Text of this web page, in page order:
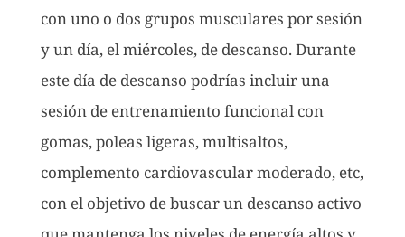
con uno o dos grupos musculares por sesión
y un día, el miércoles, de descanso. Durante
este día de descanso podrías incluir una
sesión de entrenamiento funcional con
gomas, poleas ligeras, multisaltos,
complemento cardiovascular moderado, etc,
con el objetivo de buscar un descanso activo